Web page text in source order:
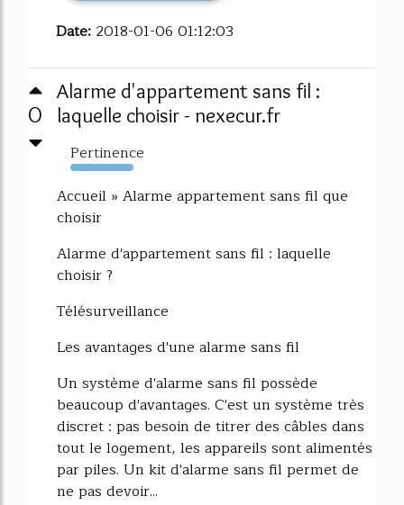
Date: 2018-01-06 01:12:03
0
Alarme d'appartement sans fil :
laquelle choisir - nexecur.fr
Pertinence
11842%
Accueil » Alarme appartement sans fil que
choisir
Alarme d'appartement sans fil : laquelle
choisir ?
Télésurveillance
Les avantages d'une alarme sans fil
Un système d'alarme sans fil possède
beaucoup d'avantages. C'est un système très
discret : pas besoin de titrer des câbles dans
tout le logement, les appareils sont alimentés
par piles. Un kit d'alarme sans fil permet de
ne pas devoir...